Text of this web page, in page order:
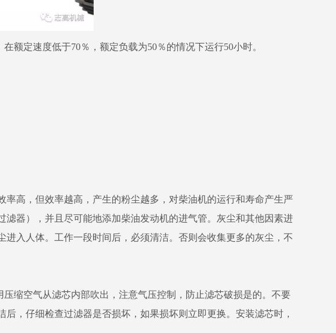
定速度低于70％，额定负载为50％的情况下运行50小时。
高，但效率越高，产生的粉尘越多，对柴油机的运行和寿命产生严
器），并且尽可能地添加柴油发动机的进气管。灰尘和其他因素进
入人体。工作一段时间后，必须清洁。否则会收集更多的灰尘，不
空气从滤芯内部吹出，注意气压控制，防止滤芯破损是的。不要
，仔细检查过滤器是否损坏，如果损坏则立即更换。安装滤芯时，